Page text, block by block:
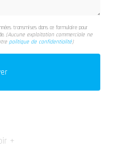
transmises dans ce formulaire pour
(Aucune exploitation commerciale ne
politique de confidentialité)
+